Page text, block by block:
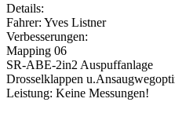
Details:
Fahrer: Yves Listner
Verbesserungen:
Mapping 06
SR-ABE-2in2 Auspuffanlage
Drosselklappen
Leistung: Keine Messungen!